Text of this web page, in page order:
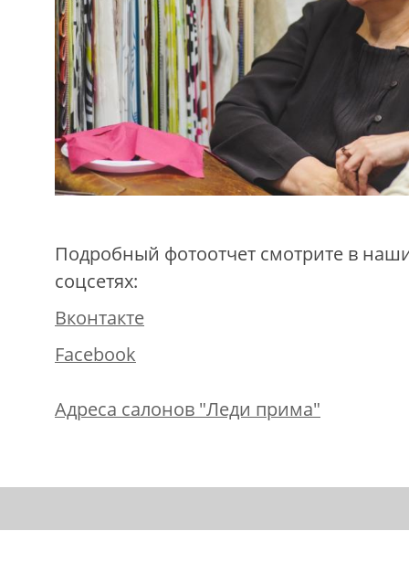
Подробный фотоотчет смотрите в
соцсетях:
Вконтакте
Facebook
Адреса салонов "Леди прима"